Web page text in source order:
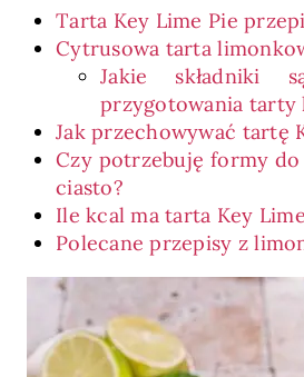
Tarta Key Lime Pie
Cytrusowa tarta
Jakie składniki
przygotowania tarty
Jak przechowywać tartę
Czy potrzebuję formy
ciasto?
Ile kcal ma tarta Key
Polecane przepisy z